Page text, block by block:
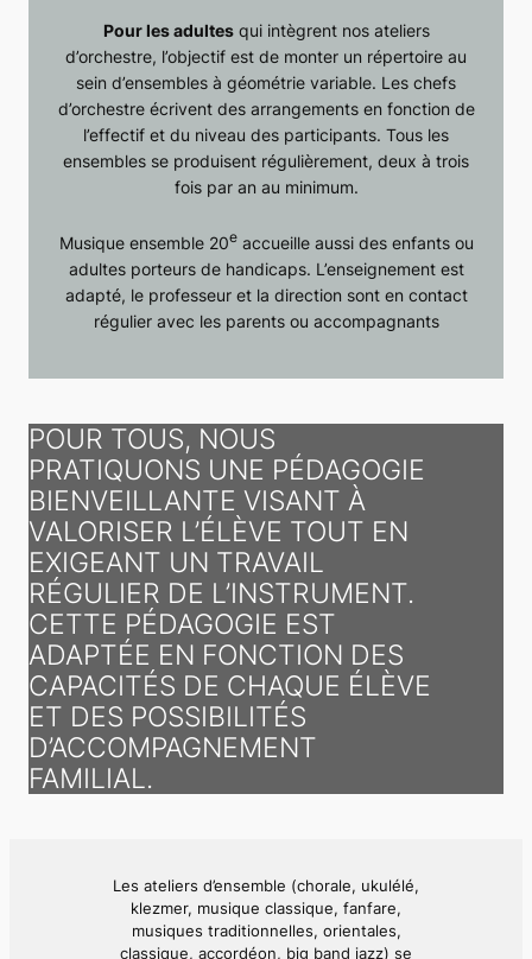
Pour les adultesqui intègrent nos ateliers
d’orchestre, l’objectif est de monter un répertoire au
sein d’ensembles à géométrie variable. Les chefs
d’orchestre écrivent des arrangements en fonction de
l’effectif et du niveau des participants. Tous les
ensembles se produisent régulièrement, deux à trois
fois par an au minimum.
Musique ensemble 20eaccueille aussi des enfants ou
adultes porteurs de handicaps. L’enseignement est
adapté, le professeur et la direction sont en contact
régulier avec les parents ou accompagnants
POUR TOUS, NOUS
PRATIQUONS UNE PÉDAGOGIE
BIENVEILLANTE VISANT À
VALORISER L’ÉLÈVE TOUT EN
EXIGEANT UN TRAVAIL
RÉGULIER DE L’INSTRUMENT.
CETTE PÉDAGOGIE EST
ADAPTÉE EN FONCTION DES
CAPACITÉS DE CHAQUE ÉLÈVE
ET DES POSSIBILITÉS
D’ACCOMPAGNEMENT
FAMILIAL.
Les ateliers d’ensemble (chorale, ukulélé,
klezmer, musique classique, fanfare,
musiques traditionnelles, orientales,
classique, accordéon, big band jazz) se